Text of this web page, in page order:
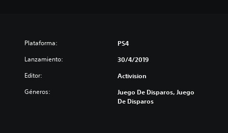
Plataforma: PS4
Lanzamiento: 30/4/2019
Editor: Activision
Géneros:
Juego De Disparos, Juego
De Disparos